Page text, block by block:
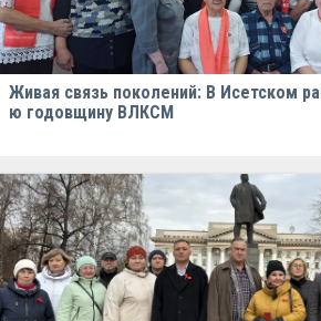
Живая связь поколений: В Исетском
ю годовщину ВЛКСМ